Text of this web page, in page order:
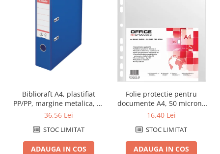
Biblioraft A4, plastifiat
PP/PP, margine metalica, 75
mm, ESSELTE No. 1 Power -
36,56 Lei
STOC LIMITAT
ADAUGA IN COS
Folie protectie pentru
documente A4, 50 microni,
100folii/set, Office Products
16,40 Lei
STOC LIMITAT
ADAUGA IN COS